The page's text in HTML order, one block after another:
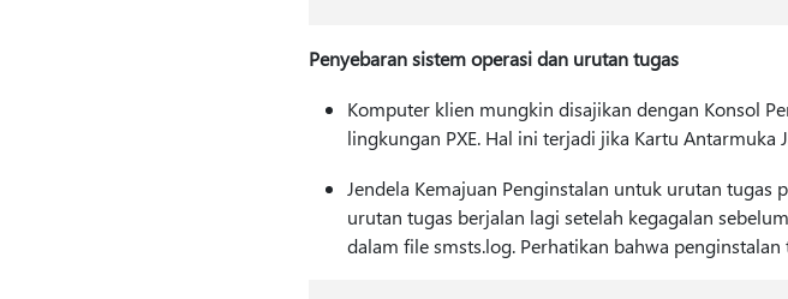
Penyebaran sistem operasi dan urutan tugas
Komputer klien mungkin disajikan dengan Konsol
lingkungan PXE. Hal ini terjadi jika Kartu
Jendela Kemajuan Penginstalan untuk urutan
urutan tugas berjalan lagi setelah kegagalan
dalam file smsts.log. Perhatikan bahwa